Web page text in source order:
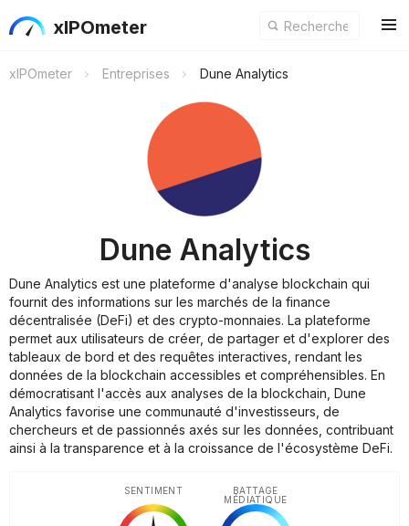
xIPOmeter
xIPOmeter Entreprises Dune Analytics
Dune Analytics
Dune Analytics est une plateforme d'analyse blockchain qui
fournit des informations sur les marchés de la finance
décentralisée (DeFi) et des crypto-monnaies. La plateforme
permet aux utilisateurs de créer, de partager et d'explorer des
tableaux de bord et des requêtes interactives, rendant les
données de la blockchain accessibles et compréhensibles. En
démocratisant l'accès aux analyses de la blockchain, Dune
Analytics favorise une communauté d'investisseurs, de
chercheurs et de passionnés axés sur les données, contribuant
ainsi à la transparence et à la croissance de l'écosystème DeFi.
SENTIMENT
BATTAGE
MÉDIATIQUE